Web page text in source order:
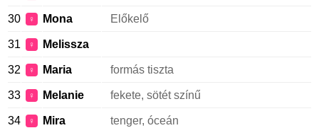
30 ♀ Mona Előkelő
31 ♀ Melissza
32 ♀ Maria formás tiszta
33 ♀ Melanie fekete, sötét színű
34 ♀ Mira tenger, óceán